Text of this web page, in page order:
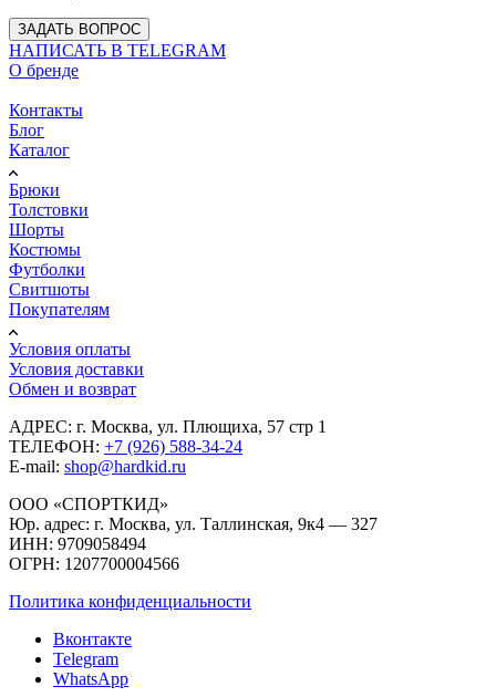
ЗАДАТЬ ВОПРОС
НАПИСАТЬ В TELEGRAM
О бренде
Контакты
Блог
Каталог
Брюки
Толстовки
Шорты
Костюмы
Футболки
Свитшоты
Покупателям
Условия оплаты
Условия доставки
Обмен и возврат
АДРЕС: г. Москва, ул. Плющиха, 57 стр 1
ТЕЛЕФОН: +7 (926) 588-34-24
E-mail: shop@hardkid.ru
ООО «СПОРТКИД»
Юр. адрес: г. Москва, ул. Таллинская, 9к4 — 327
ИНН: 9709058494
ОГРН: 1207700004566
Политика конфиденциальности
Вконтакте
Telegram
WhatsApp